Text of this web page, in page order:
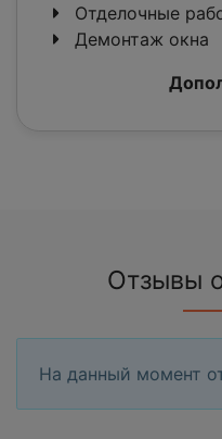
Отделочные
Демонтаж окна
Отзывы
На данный момент